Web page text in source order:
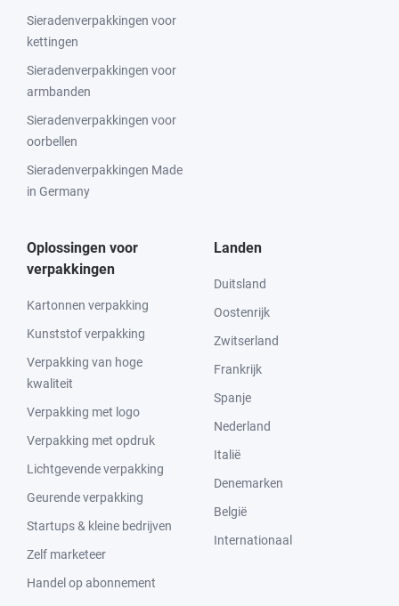
Sieradenverpakkingen voor
kettingen
Sieradenverpakkingen voor
armbanden
Sieradenverpakkingen voor
oorbellen
Sieradenverpakkingen Made
in Germany
Oplossingen voor
verpakkingen
Kartonnen verpakking
Kunststof verpakking
Verpakking van hoge
kwaliteit
Verpakking met logo
Verpakking met opdruk
Lichtgevende verpakking
Geurende verpakking
Startups & kleine bedrijven
Zelf marketeer
Handel op abonnement
Landen
Duitsland
Oostenrijk
Zwitserland
Frankrijk
Spanje
Nederland
Italië
Denemarken
België
Internationaal